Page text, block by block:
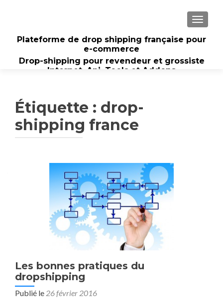
Plateforme de drop shipping française pour
e-commerce
Drop-shipping pour revendeur et grossiste
Internet. Api, Tools et Addons
Étiquette : drop-
shipping france
Les bonnes pratiques du
dropshipping
Publié le 26 février 2016